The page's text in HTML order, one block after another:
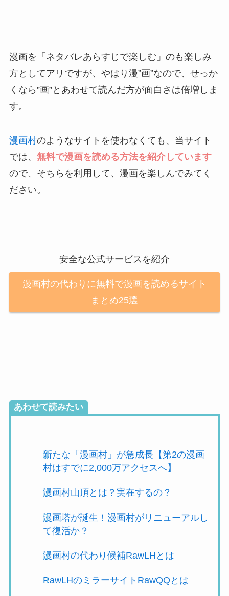
漫画を「ネタバレあらすじで楽しむ」のも楽しみ
方としてアリですが、やはり漫”画”なので、せっか
くなら”画”とあわせて読んだ方が面白さは倍増しま
す。
漫画村のようなサイトを使わなくても、当サイト
では、 無料で漫画を読める方法を紹介しています
ので、そちらを利用して、漫画を楽しんでみてく
ださい。
安全な公式サービスを紹介
漫画村の代わりに無料で漫画を読めるサイト
まとめ25選
あわせて読みたい
新たな「漫画村」が急成長【第2の漫画
村はすでに2,000万アクセスへ】
漫画村山頂とは？実在するの？
漫画塔が誕生！漫画村がリニューアルし
て復活か？
漫画村の代わり候補RawLHとは
RawLHのミラーサイトRawQQとは